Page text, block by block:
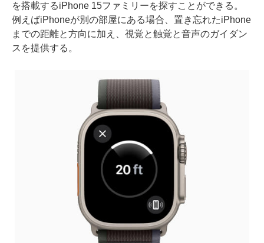
を搭載するiPhone 15ファミリーを探すことができる。
例えばiPhoneが別の部屋にある場合、置き忘れたiPhone
までの距離と方向に加え、視覚と触覚と音声のガイダン
スを提供する。